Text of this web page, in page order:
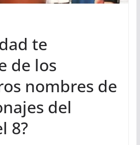
te
de los
nombres de
del
8?